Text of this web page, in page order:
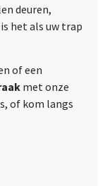
deuren,
het als uw trap
of een
met onze
of kom langs